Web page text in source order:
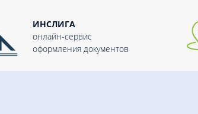
ИНСЛИГА
онлайн-сервис
оформления документов